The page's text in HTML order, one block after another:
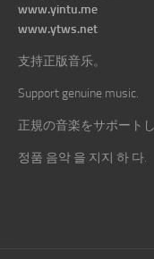
www.yintu.me
www.ytws.net
支持正版音乐。
Support genuine music.
正規の音楽をサポートし
정품 음악 을 지지 하 다.